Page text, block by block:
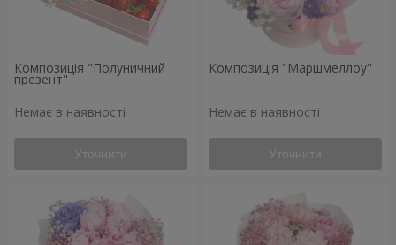
Композиція "Полуничний
презент"
Немає в наявності
Уточнити
Композиція "Маршмеллоу"
Немає в наявності
Уточнити